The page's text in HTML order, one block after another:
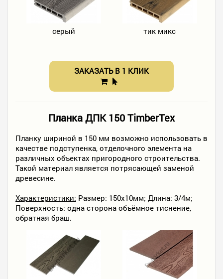
серый тик микс
ЗАКАЗАТЬ В 1 КЛИК
Планка ДПК 150 TimberTex
Планку шириной в 150 мм возможно использовать в
качестве подступенка, отделочного элемента на
различных объектах пригородного строительства.
Такой материал является потрясающей заменой
древесине.
Характеристики: Размер: 150х10мм; Длина: 3/4м;
Поверхность: одна сторона объёмное тиснение,
обратная браш.